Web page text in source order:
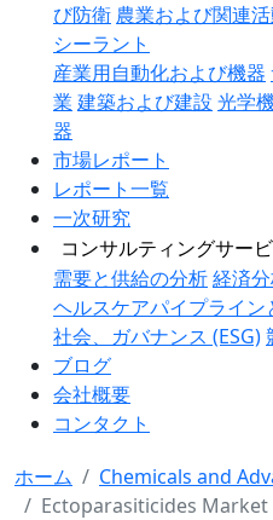
び防衛 農業および関連
シーラント
産業用自動化および機器
業 建築および建設 光学
器
市場レポート
レポート一覧
一次研究
コンサルティングサー
需要と供給の分析経済
ヘルスケアパイプライン
社会、ガバナンス (ESG)
ブログ
会社概要
コンタクト
ホーム
Chemicals and
Ectoparasiticides Market